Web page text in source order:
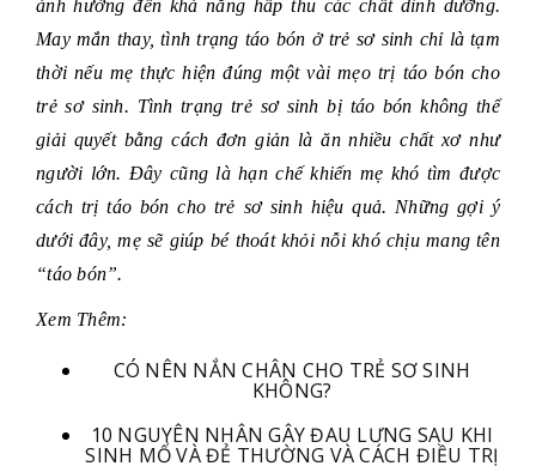
ảnh hưởng đến khả năng hấp thu các chất dinh dưỡng.
May mắn thay, tình trạng táo bón ở trẻ sơ sinh chỉ là tạm
thời nếu mẹ thực hiện đúng một vài mẹo trị táo bón cho
trẻ sơ sinh. Tình trạng trẻ sơ sinh bị táo bón không thể
giải quyết bằng cách đơn giản là ăn nhiều chất xơ như
người lớn. Đây cũng là hạn chế khiến mẹ khó tìm được
cách trị táo bón cho trẻ sơ sinh hiệu quả. Những gợi ý
dưới đây, mẹ sẽ giúp bé thoát khỏi nỗi khó chịu mang tên
“táo bón”.
Xem Thêm:
CÓ NÊN NẮN CHÂN CHO TRẺ SƠ SINH
KHÔNG?
10 NGUYÊN NHÂN GÂY ĐAU LƯNG SAU KHI
SINH MỔ VÀ ĐẺ THƯỜNG VÀ CÁCH ĐIỀU TRỊ